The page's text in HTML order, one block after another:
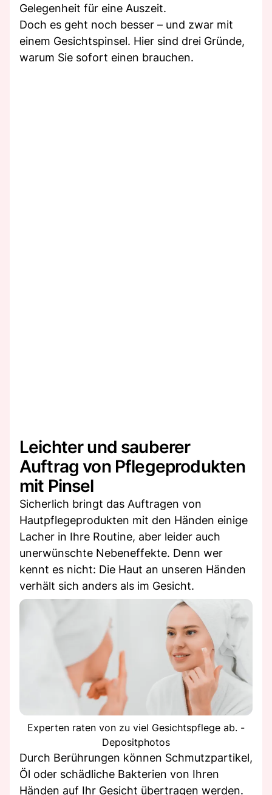
Gelegenheit für eine Auszeit.
Doch es geht noch besser – und zwar mit
einem Gesichtspinsel. Hier sind drei Gründe,
warum Sie sofort einen brauchen.
Leichter und sauberer
Auftrag von Pflegeprodukten
mit Pinsel
Sicherlich bringt das Auftragen von
Hautpflegeprodukten mit den Händen einige
Lacher in Ihre Routine, aber leider auch
unerwünschte Nebeneffekte. Denn wer
kennt es nicht: Die Haut an unseren Händen
verhält sich anders als im Gesicht.
Experten raten von zu viel Gesichtspflege ab. -
Depositphotos
Durch Berührungen können Schmutzpartikel,
Öl oder schädliche Bakterien von Ihren
Händen auf Ihr Gesicht übertragen werden.